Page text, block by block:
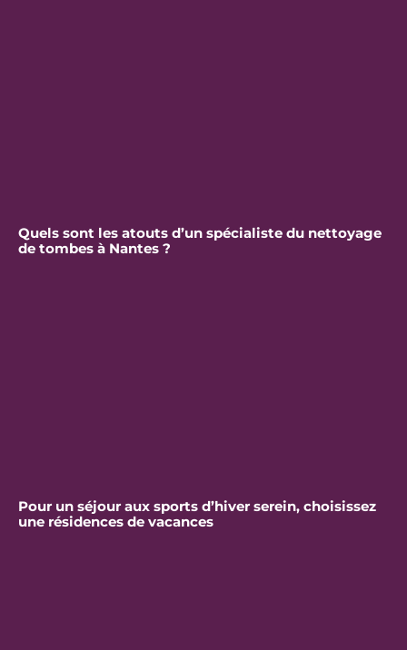
Quels sont les atouts d’un spécialiste du nettoyage
de tombes à Nantes ?
Pour un séjour aux sports d’hiver serein, choisissez
une résidences de vacances